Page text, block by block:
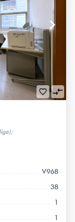
keyboard_arrow_right
favorite_border compare_arrows
V968
38
1
1